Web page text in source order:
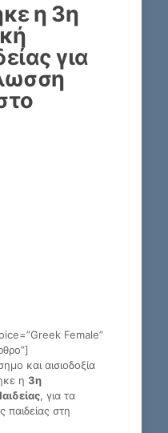
η 3η
για
Female”
και αισιοδοξία
η 3η
, για τα
στη